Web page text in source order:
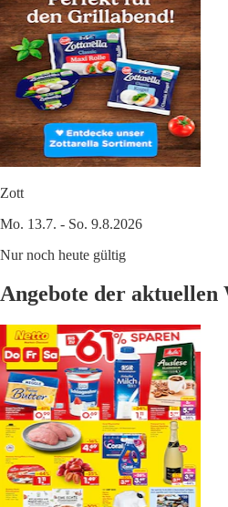
Zott
Mo. 13.7. - So. 9.8.2026
Nur noch heute gültig
Angebote der aktuellen